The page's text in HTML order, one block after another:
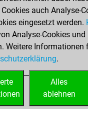
Sonntag,
März 6, 2022
You played 3
blitz games
Play
You scored +0
=0 -3 in blitz
auch Analyse-
eingesetzt werden.
Analyse-Cookies
Weitere Informationen
.
Alles
ablehnen